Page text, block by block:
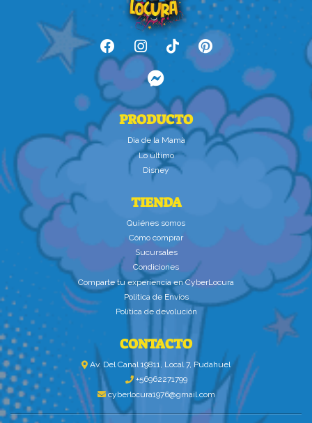
PRODUCTO
Dìa de la Mamà
Lo último
Disney
TIENDA
Quiénes somos
Cómo comprar
Sucursales
Condiciones
Comparte tu experiencia en CyberLocura
Política de Envíos
Política de devolución
CONTACTO
Av. Del Canal 19811, Local 7, Pudahuel
+56962271799
cyberlocura1976@gmail.com